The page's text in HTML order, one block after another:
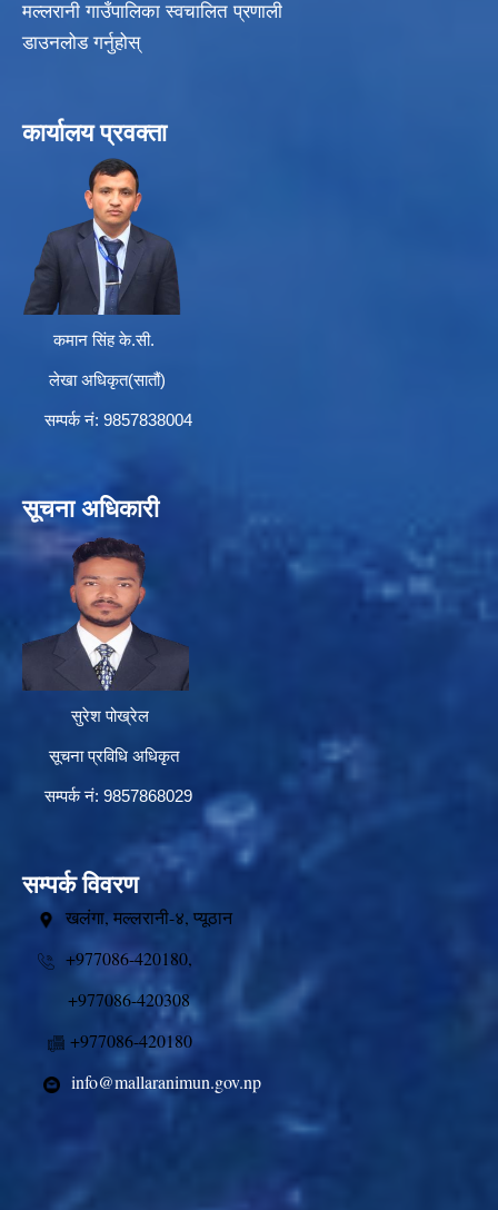
मल्लरानी गाउँपालिका स्वचालित प्रणाली
डाउनलोड गर्नुहोस्
कार्यालय प्रवक्ता
कमान सिंह के.सी.
लेखा अधिकृत(सातौं)
सम्पर्क न‌ं: 9857838004
सूचना अधिकारी
सुरेश पोख्रेल
सूचना प्रविधि अधिकृत
सम्पर्क नं: 9857868029
सम्पर्क विवरण
खलंगा, मल्लरानी-४, प्यूठान
+977086-420180,
+977086-420308
+977086-420180
info@mallaranimun.gov.np